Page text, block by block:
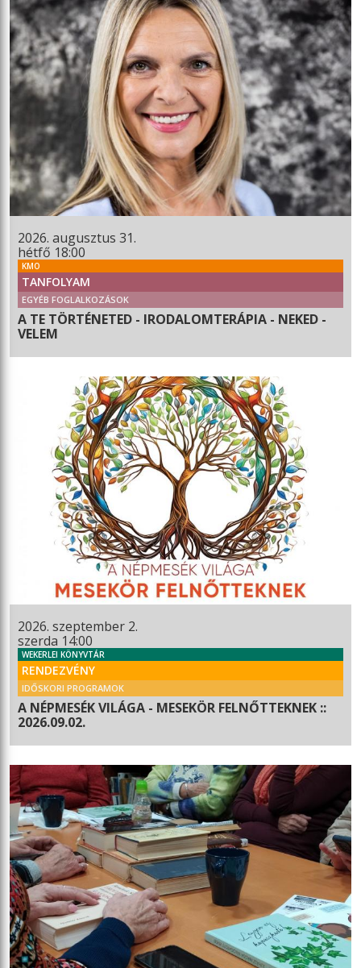
2026. augusztus 31.
hétfő 18:00
KMO
TANFOLYAM
EGYÉB FOGLALKOZÁSOK
A TE TÖRTÉNETED - IRODALOMTERÁPIA - NEKED -
VELEM
2026. szeptember 2.
szerda 14:00
WEKERLEI KÖNYVTÁR
RENDEZVÉNY
IDŐSKORI PROGRAMOK
A NÉPMESÉK VILÁGA - MESEKÖR FELNŐTTEKNEK ::
2026.09.02.